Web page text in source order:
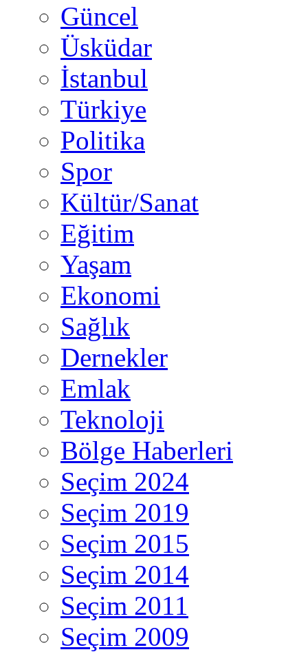
Güncel
Üsküdar
İstanbul
Türkiye
Politika
Spor
Kültür/Sanat
Eğitim
Yaşam
Ekonomi
Sağlık
Dernekler
Emlak
Teknoloji
Bölge Haberleri
Seçim 2024
Seçim 2019
Seçim 2015
Seçim 2014
Seçim 2011
Seçim 2009